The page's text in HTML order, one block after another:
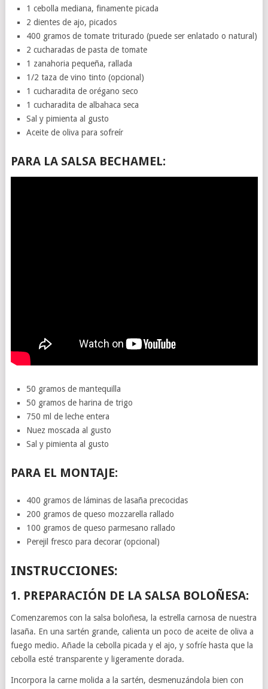
1 cebolla mediana, finamente picada
2 dientes de ajo, picados
400 gramos de tomate triturado (puede ser enlatado o natural)
2 cucharadas de pasta de tomate
1 zanahoria pequeña, rallada
1/2 taza de vino tinto (opcional)
1 cucharadita de orégano seco
1 cucharadita de albahaca seca
Sal y pimienta al gusto
Aceite de oliva para sofreír
PARA LA SALSA BECHAMEL:
50 gramos de mantequilla
50 gramos de harina de trigo
750 ml de leche entera
Nuez moscada al gusto
Sal y pimienta al gusto
PARA EL MONTAJE:
400 gramos de láminas de lasaña precocidas
200 gramos de queso mozzarella rallado
100 gramos de queso parmesano rallado
Perejil fresco para decorar (opcional)
INSTRUCCIONES:
1. PREPARACIÓN DE LA SALSA BOLOÑESA:
Comenzaremos con la salsa boloñesa, la estrella carnosa de nuestra
lasaña. En una sartén grande, calienta un poco de aceite de oliva a
fuego medio. Añade la cebolla picada y el ajo, y sofríe hasta que la
cebolla esté transparente y ligeramente dorada.
Incorpora la carne molida a la sartén, desmenuzándola bien con